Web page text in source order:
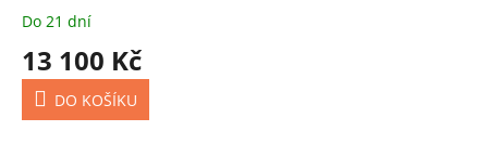
Do 21 dní
13 100 Kč
DO KOŠÍKU